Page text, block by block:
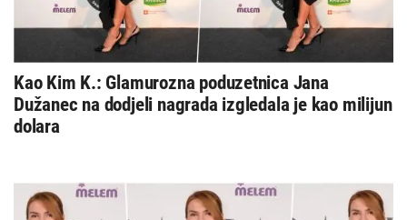
Kao Kim K.: Glamurozna poduzetnica Jana
Dužanec na dodjeli nagrada izgledala je kao milijun
dolara